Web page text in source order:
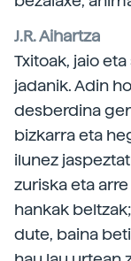
J.R. Aihartza
Txitoak, jaio
jadanik. Adin
desberdina
bizkarra eta
ilunez
zuriska eta
hankak
dute, baina